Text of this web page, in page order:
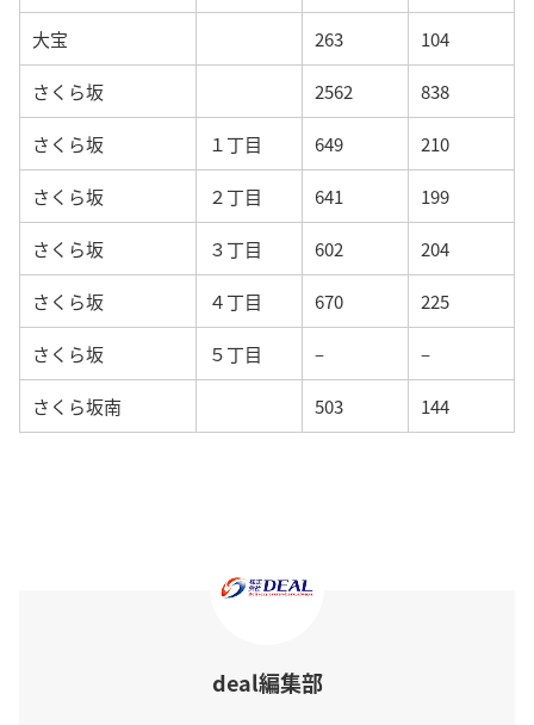
大宝 263 104
さくら坂 2562 838
さくら坂 １丁目 649 210
さくら坂 ２丁目 641 199
さくら坂 ３丁目 602 204
さくら坂 ４丁目 670 225
さくら坂 ５丁目 – –
さくら坂南 503 144
deal編集部